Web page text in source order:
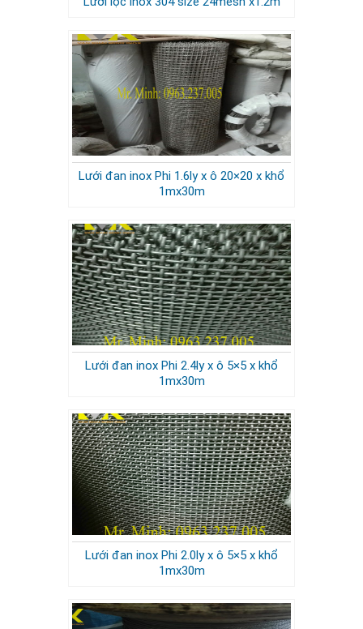
Lưới đan inox Phi 1.6ly x ô 20×20 x khổ
1mx30m
Lưới đan inox Phi 2.4ly x ô 5×5 x khổ
1mx30m
Lưới đan inox Phi 2.0ly x ô 5×5 x khổ
1mx30m